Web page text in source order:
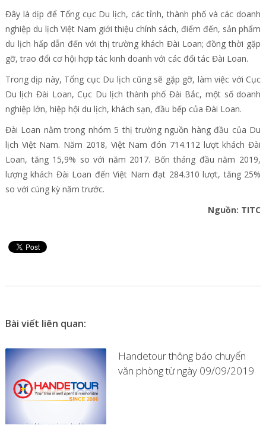
Đây là dịp để Tổng cục Du lịch, các tỉnh, thành phố và các doanh
nghiệp du lịch Việt Nam giới thiệu chính sách, điểm đến, sản phẩm
du lịch hấp dẫn đến với thị trường khách Đài Loan; đồng thời gặp
gỡ, trao đổi cơ hội hợp tác kinh doanh với các đối tác Đài Loan.
Trong dịp này, Tổng cục Du lịch cũng sẽ gặp gỡ, làm việc với Cục
Du lịch Đài Loan, Cục Du lịch thành phố Đài Bắc, một số doanh
nghiệp lớn, hiệp hội du lịch, khách sạn, đầu bếp của Đài Loan.
Đài Loan nằm trong nhóm 5 thị trường nguồn hàng đầu của Du
lịch Việt Nam. Năm 2018, Việt Nam đón 714.112 lượt khách Đài
Loan, tăng 15,9% so với năm 2017. Bốn tháng đầu năm 2019,
lượng khách Đài Loan đến Việt Nam đạt 284.310 lượt, tăng 25%
so với cùng kỳ năm trước.
Nguồn: TITC
Bài viết liên quan:
Handetour thông báo chuyển
văn phòng từ ngày 09/09/2019